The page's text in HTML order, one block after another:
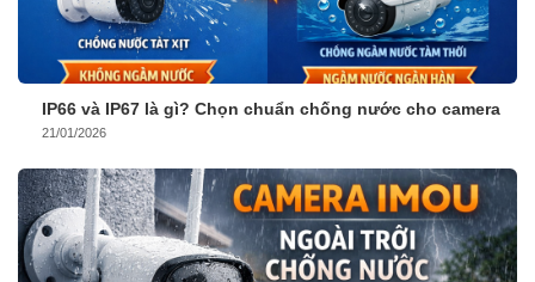
IP66 và IP67 là gì? Chọn chuẩn chống nước cho camera
21/01/2026